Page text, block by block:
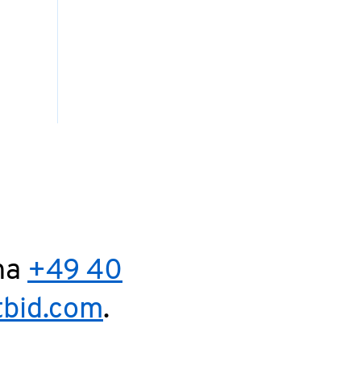
+49 40
.